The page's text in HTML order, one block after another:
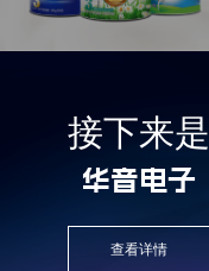
接下来是
华音电子
查看详情